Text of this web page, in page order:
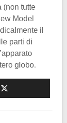
(non tutte
Model
il
parti di
globo.